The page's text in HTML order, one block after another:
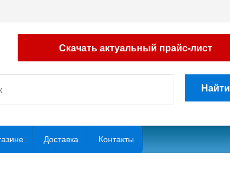
Скачать актуальный прайс-лист
Найти
Доставка Контакты